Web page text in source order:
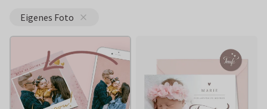
Eigenes Foto